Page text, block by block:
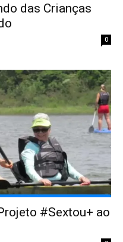
das Crianças
0
#Sextou+ ao